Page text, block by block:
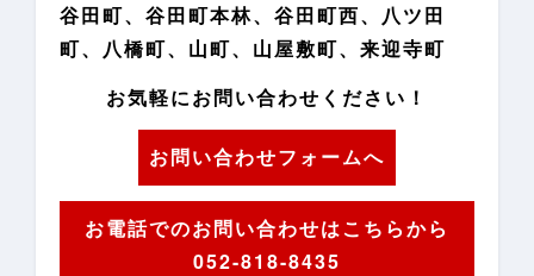
谷田町、谷田町本林、谷田町西、八ツ田
町、八橋町、山町、山屋敷町、来迎寺町
お気軽にお問い合わせください！
お問い合わせフォームへ
お電話でのお問い合わせはこちらから
052-818-8435